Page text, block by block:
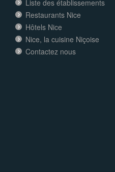
Liste des établissements
Restaurants Nice
Hôtels Nice
Nice, la cuisine Niçoise
Contactez nous